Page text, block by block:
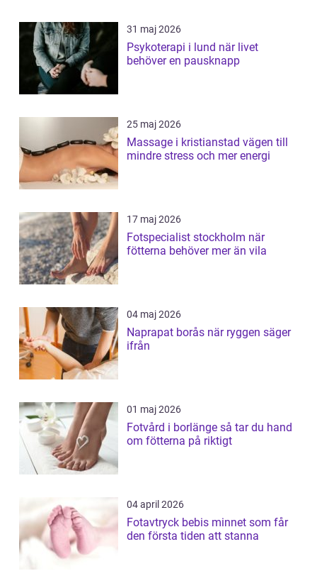
31 maj 2026
Psykoterapi i lund när livet
behöver en pausknapp
25 maj 2026
Massage i kristianstad vägen till
mindre stress och mer energi
17 maj 2026
Fotspecialist stockholm när
fötterna behöver mer än vila
04 maj 2026
Naprapat borås när ryggen säger
ifrån
01 maj 2026
Fotvård i borlänge så tar du hand
om fötterna på riktigt
04 april 2026
Fotavtryck bebis minnet som får
den första tiden att stanna